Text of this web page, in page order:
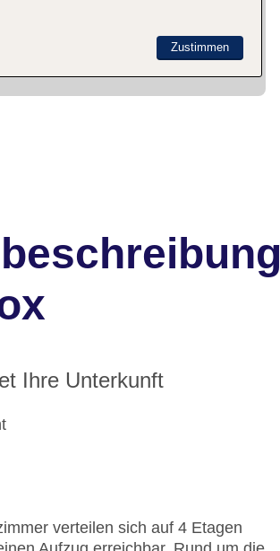
Ihre Unterkunft
verteilen sich auf 4 Etagen
Zustimmen